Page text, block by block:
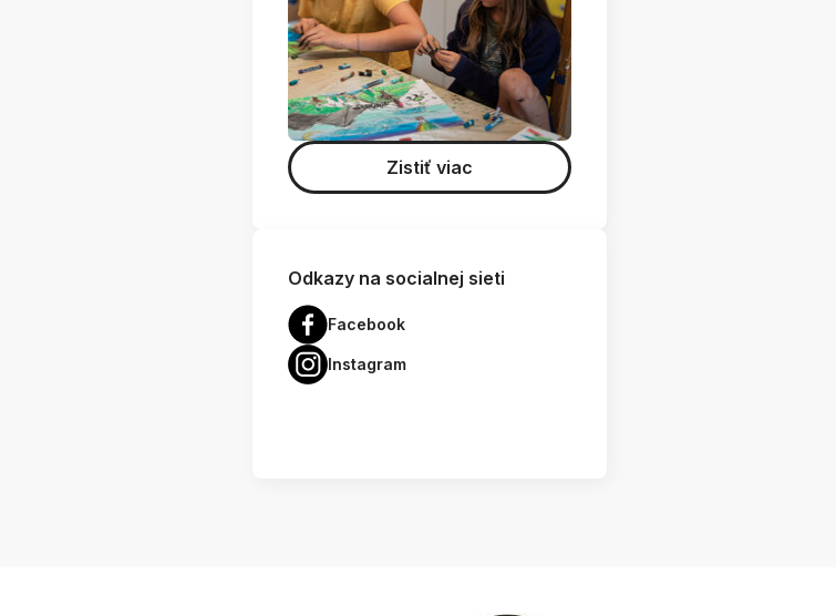
Zistiť viac
Odkazy na socialnej sieti
Facebook
Instagram